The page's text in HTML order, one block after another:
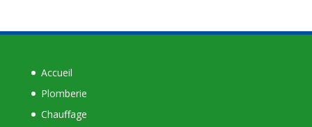
Accueil
Plomberie
Chauffage